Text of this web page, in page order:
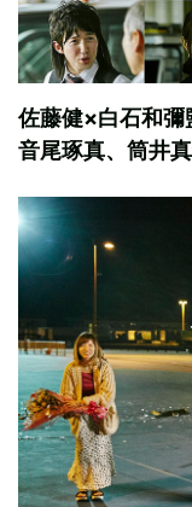
佐藤健×白石和彌
音尾琢真、筒井